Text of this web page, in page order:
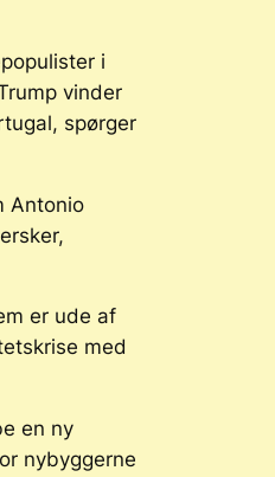
i
vinder
spørger
Antonio
er ude af
med
en ny
nybyggerne